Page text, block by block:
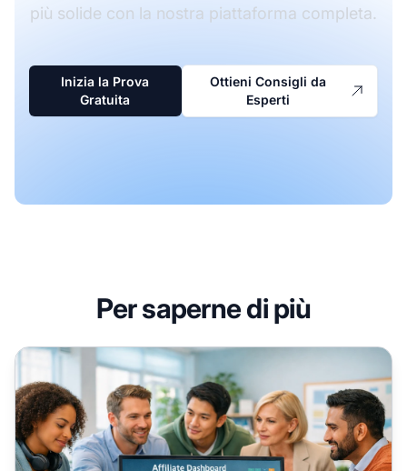
più solide con la nostra piattaforma completa.
Inizia la Prova
Gratuita
Ottieni Consigli da
Esperti
Per saperne di più
Come Personalizzare l'Onboarding degli Affiliati per il